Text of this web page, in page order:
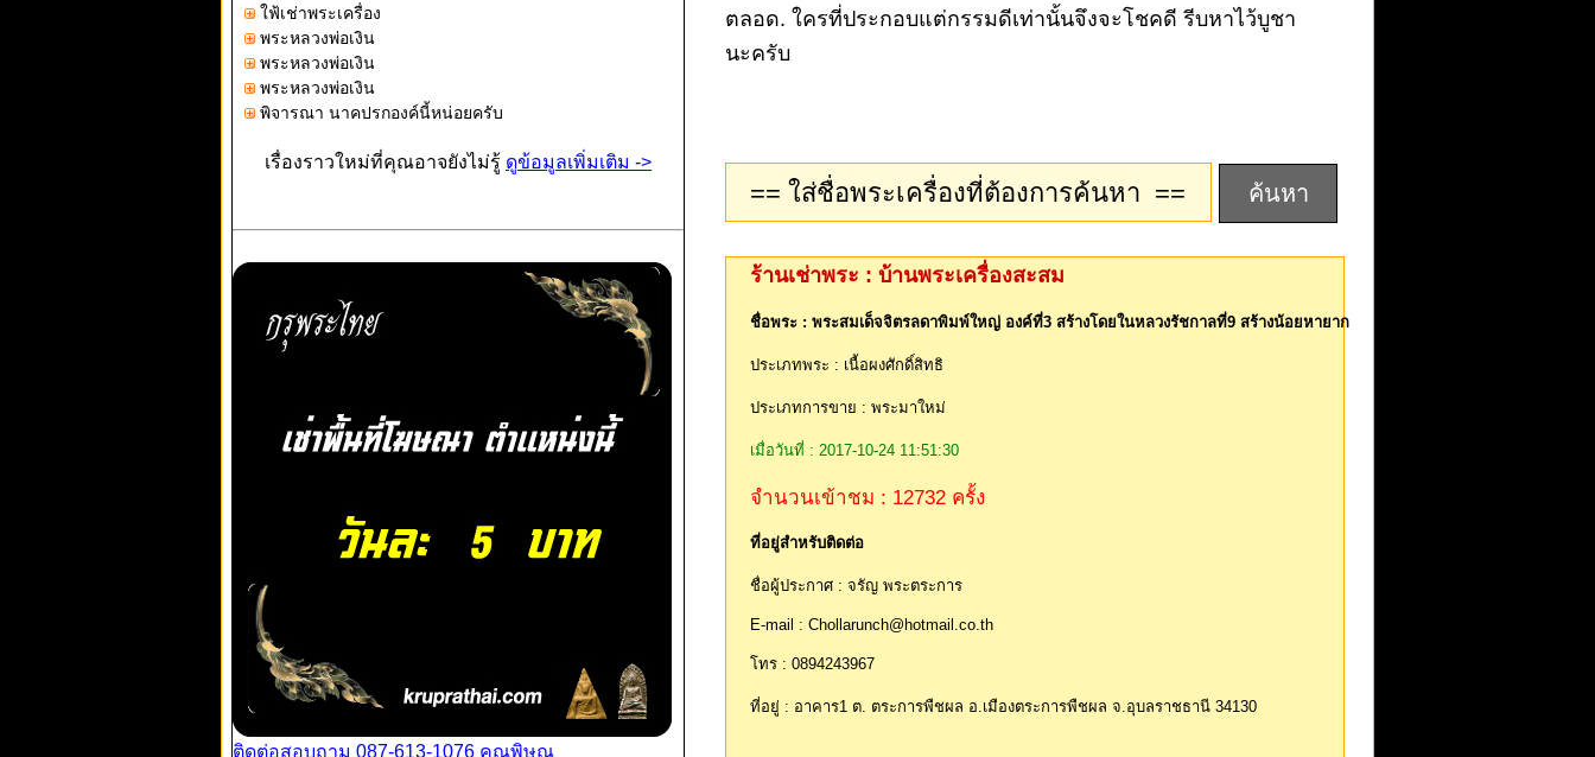
ใฟ้เช่าพระเครื่อง
พระหลวงพ่อเงิน
พระหลวงพ่อเงิน
พระหลวงพ่อเงิน
พิจารณา นาคปรกองค์นี้หน่อยครับ
เรื่องราวใหม่ที่คุณอาจยังไม่รู้ ดูข้อมูลเพิ่มเติม ->
ติดต่อสอบถาม 087-613-1076 คุณพิษณุ
ตลอด. ใครที่ประกอบแต่กรรมดีเท่านั้นจึงจะโชคดี รีบหาไว้บูชา
นะครับ
ร้านเช่าพระ : บ้านพระเครื่องสะสม
ชื่อพระ : พระสมเด็จจิตรลดาพิมพ์ใหญ่ องค์ที่3 สร้างโดยในหลวงรัชกาลที่9 สร้างน้อยหายาก
ประเภทพระ : เนื้อผงศักดิ์สิทธิ
ประเภทการขาย : พระมาใหม่
เมื่อวันที่ : 2017-10-24 11:51:30
จำนวนเข้าชม : 12732 ครั้ง
ที่อยู่สำหรับติดต่อ
ชื่อผู้ประกาศ : จรัญ พระตระการ
E-mail : Chollarunch@hotmail.co.th
โทร : 0894243967
ที่อยู่ : อาคาร1 ต. ตระการพืชผล อ.เมืองตระการพืชผล จ.อุบลราชธานี 34130